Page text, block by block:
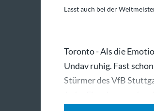
Lässt auch bei der
Toronto - Als die
Undav ruhig. Fast
Stürmer des VfB